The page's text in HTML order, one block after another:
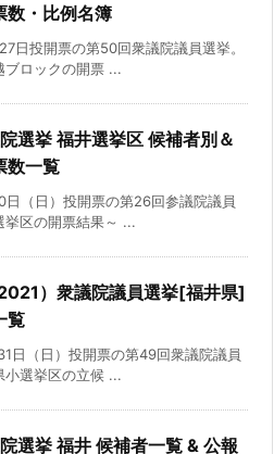
数・比例名簿
日投開票の第50回衆議院議員選挙。
ブロックの開票 ...
選挙 福井選挙区 候補者別＆
数一覧
日（日）投開票の第26回参議院議員
挙区の開票結果～ ...
）衆議院議員選挙[福井県]
覧
日（日）投開票の第49回衆議院議員
小選挙区の立候 ...
選挙 福井 候補者一覧 & 公報